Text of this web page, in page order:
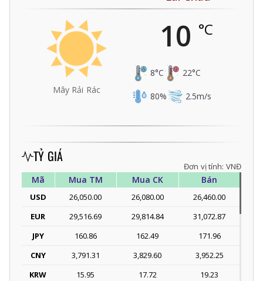
Mây Rải Rác
10 °C
8°C 22°C
80% 2.5m/s
TỶ GIÁ
Đơn vị tính: VNĐ
Mã Mua TM Mua CK Bán
USD 26,050.00 26,080.00
26,460.00
EUR
29,516.69 29,814.84
31,072.87
JPY
160.86 162.49
171.96
CNY
3,791.31 3,829.60
3,952.25
KRW
15.95 17.72
19.23